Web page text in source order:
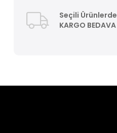
Seçili Ürünlerde
KARGO BEDAVA